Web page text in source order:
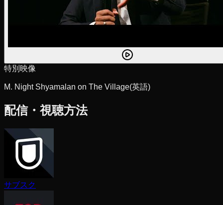
特別映像
M. Night Shyamalan on The Village(英語)
配信・視聴方法
サブスク